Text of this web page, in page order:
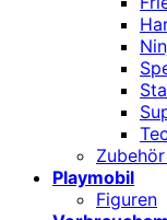
Playmobil
Figuren